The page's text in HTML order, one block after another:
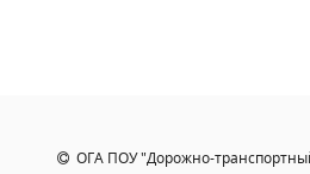
Региональный центр по
Противодействие коррупции
ОГА ПОУ "Дорожно-